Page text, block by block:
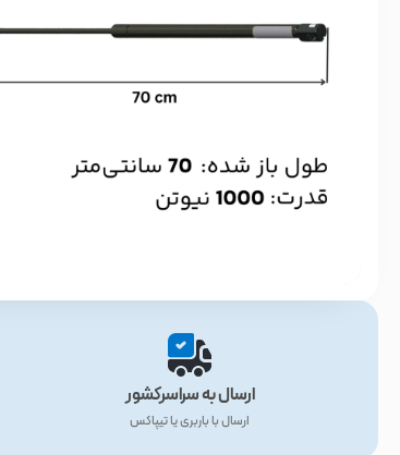
ارسال به سراسرکشور
ارسال با باربری یا تیپاکس